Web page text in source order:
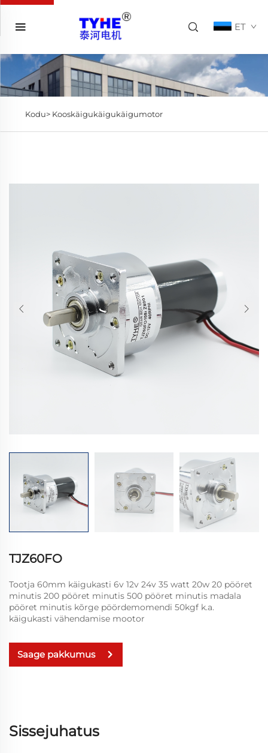
ET
Kodu> Kooskäigukäigukäigumotor
TJZ60FO
Tootja 60mm käigukasti 6v 12v 24v 35 watt 20w 20 pööret
minutis 200 pööret minutis 500 pööret minutis madala
pööret minutis kõrge pöördemomendi 50kgf k.a.
käigukasti vähendamise mootor
Saage pakkumus
Sissejuhatus